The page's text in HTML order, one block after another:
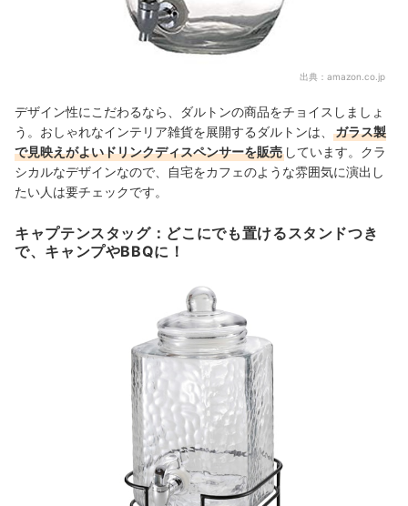
出典： amazon.co.jp
デザイン性にこだわるなら、ダルトンの商品をチョイスしましょ
う。おしゃれなインテリア雑貨を展開するダルトンは、
ガラス製
で見映えがよいドリンクディスペンサーを販売 しています。クラ
シカルなデザインなので、自宅をカフェのような雰囲気に演出し
たい人は要チェックです。
キャプテンスタッグ：どこにでも置けるスタンドつき
で、キャンプやBBQに！